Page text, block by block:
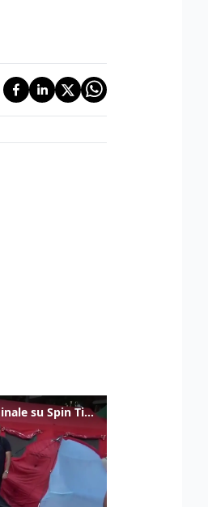
Gualtieri: "Responsabilità del Viminale su Spin Time? La posizione dei partiti è nota"